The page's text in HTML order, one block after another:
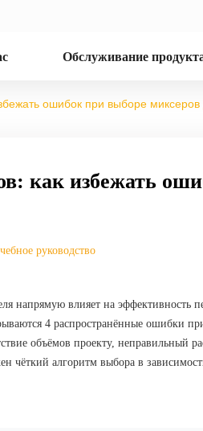
Обслуживание
ошибок при выборе
как избежать
руководство
напрямую влияет на эффективность
4 распространённые ошибки
объёмов проекту, неправильный
чёткий алгоритм выбора в